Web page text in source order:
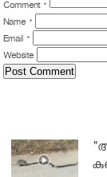
Comment *
Name *
Email *
Website